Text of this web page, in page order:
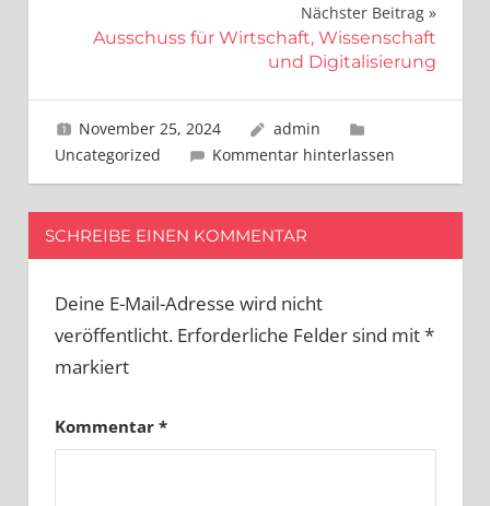
Nächster Beitrag
Ausschuss für Wirtschaft, Wissenschaft
und Digitalisierung
November 25, 2024
admin
Uncategorized
Kommentar hinterlassen
SCHREIBE EINEN KOMMENTAR
Deine E-Mail-Adresse wird nicht
veröffentlicht. Erforderliche Felder sind mit*
markiert
Kommentar *